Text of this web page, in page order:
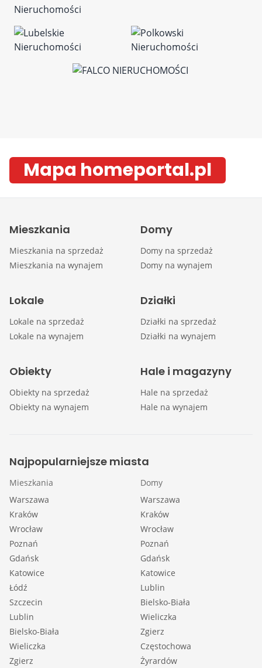
Mapa homeportal.pl
Mieszkania
Mieszkania na sprzedaż
Mieszkania na wynajem
Domy
Domy na sprzedaż
Domy na wynajem
Lokale
Lokale na sprzedaż
Lokale na wynajem
Działki
Działki na sprzedaż
Działki na wynajem
Obiekty
Obiekty na sprzedaż
Obiekty na wynajem
Hale i magazyny
Hale na sprzedaż
Hale na wynajem
Najpopularniejsze miasta
Mieszkania
Warszawa
Kraków
Wrocław
Poznań
Gdańsk
Katowice
Łódź
Szczecin
Lublin
Bielsko-Biała
Wieliczka
Zgierz
Domy
Warszawa
Kraków
Wrocław
Poznań
Gdańsk
Katowice
Lublin
Bielsko-Biała
Wieliczka
Zgierz
Częstochowa
Żyrardów